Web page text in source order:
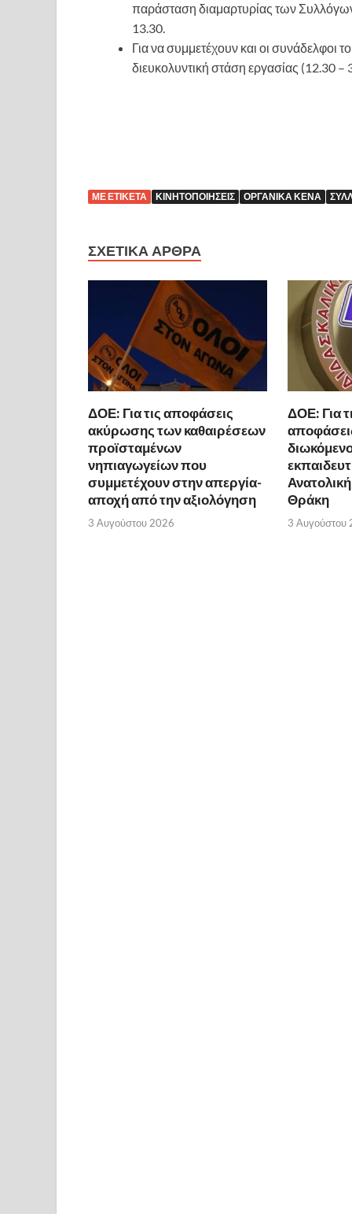
παράσταση διαμαρτυρίας των
13.30.
Για να συμμετέχουν και οι
διευκολυντική στάση εργασίας (12.30 –
ΜΕ ΕΤΙΚΈΤΑ ΚΙΝΗΤΟΠΟΙΉΣΕΙΣ ΟΡΓΑΝΙΚΆ ΚΕΝΆ
ΣΧΕΤΙΚΆ ΆΡΘΡΑ
ΔΟΕ: Για τις αποφάσεις
ακύρωσης των καθαιρέσεων
προϊσταμένων
νηπιαγωγείων που
συμμετέχουν στην απεργία-
αποχή από την αξιολόγηση
3 Αυγούστου 2026
ΔΟΕ: Για
Θράκη
3 Αυγούστου